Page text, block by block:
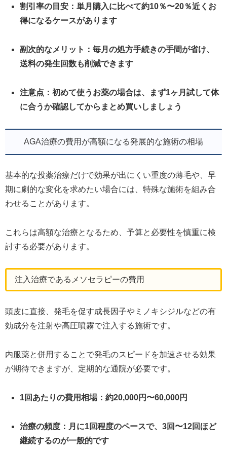
割引率の目安：単月購入に比べて約10％〜20％近くお
得になるケースがあります
副次的なメリット：毎月の処方手続きの手間が省け、
送料の発生回数も削減できます
注意点：初めて使うお薬の場合は、まず1ヶ月試して体
に合うか確認してからまとめ買いしましょう
AGA治療の費用が高額になる発展的な施術の相場
基本的な投薬治療だけで効果が出にくい重度の薄毛や、早
期に劇的な変化を求めたい場合には、特殊な施術を組み合
わせることがあります。
これらは高額な治療となるため、予算と必要性を慎重に検
討する必要があります。
注入治療であるメソセラピーの費用
頭皮に直接、発毛を促す成長因子やミノキシジルなどの有
効成分を注射や高圧噴霧で注入する施術です。
内服薬と併用することで発毛のスピードを加速させる効果
が期待できますが、定期的な通院が必要です。
1回あたりの費用相場：約20,000円〜60,000円
治療の頻度：月に1回程度のペースで、3回〜12回ほど
継続するのが一般的です